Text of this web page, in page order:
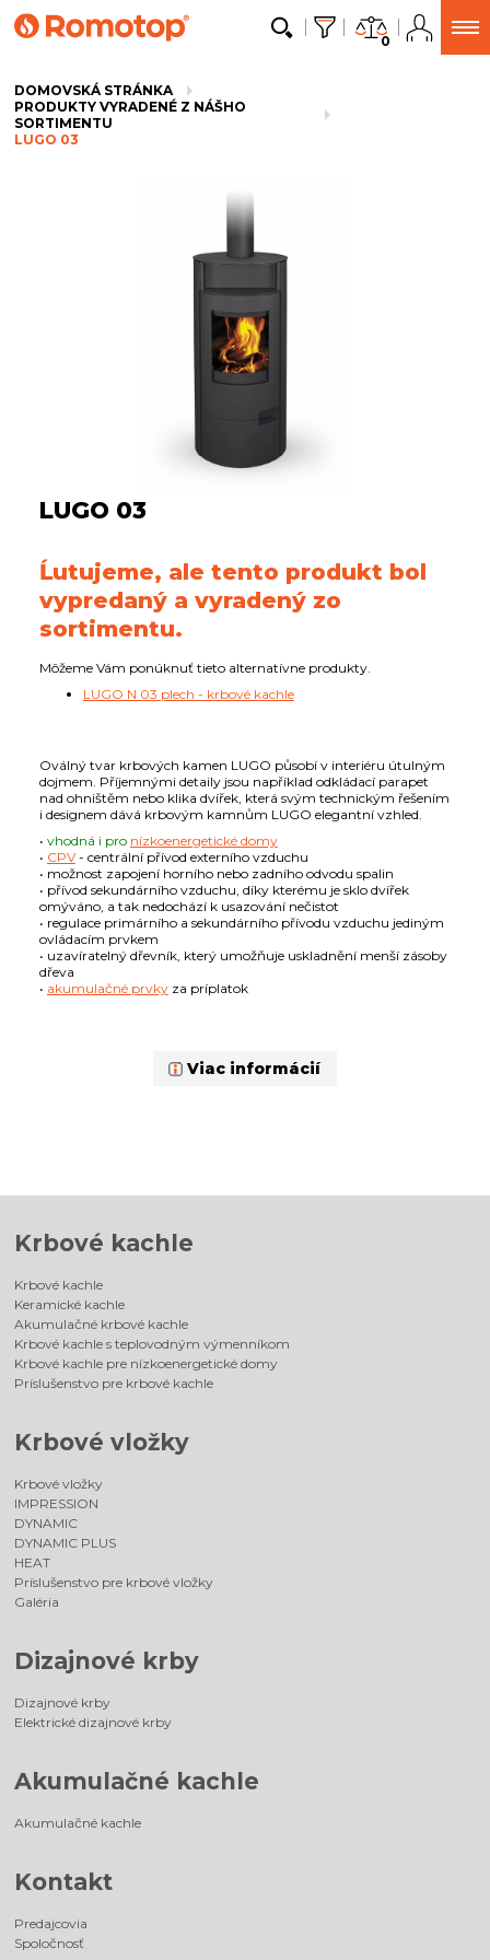
0
DOMOVSKÁ STRÁNKA
PRODUKTY VYRADENÉ Z NÁŠHO
SORTIMENTU
LUGO 03
LUGO 03
Ĺutujeme, ale tento produkt bol
vypredaný a vyradený zo
sortimentu.
Môžeme Vám ponúknuť tieto alternatívne produkty.
LUGO N 03 plech - krbové kachle
Oválný tvar krbových kamen LUGO působí v interiéru útulným
dojmem. Příjemnými detaily jsou například odkládací parapet
nad ohništěm nebo klika dvířek, která svým technickým řešením
i designem dává krbovým kamnům LUGO elegantní vzhled.
• vhodná i pro nízkoenergetické domy
• CPV- centrální přívod externího vzduchu
• možnost zapojení horního nebo zadního odvodu spalin
• přívod sekundárního vzduchu, díky kterému je sklo dvířek
omýváno, a tak nedochází k usazování nečistot
• regulace primárního a sekundárního přívodu vzduchu jediným
ovládacím prvkem
• uzavíratelný dřevník, který umožňuje uskladnění menší zásoby
dřeva
• akumulačné prvkyza príplatok
Viac informácií
Krbové kachle
Krbové kachle
Keramické kachle
Akumulačné krbové kachle
Krbové kachle s teplovodným výmenníkom
Krbové kachle pre nízkoenergetické domy
Príslušenstvo pre krbové kachle
Krbové vložky
Krbové vložky
IMPRESSION
DYNAMIC
DYNAMIC PLUS
HEAT
Príslušenstvo pre krbové vložky
Galéria
Dizajnové krby
Dizajnové krby
Elektrické dizajnové krby
Akumulačné kachle
Akumulačné kachle
Kontakt
Predajcovia
Spoločnosť